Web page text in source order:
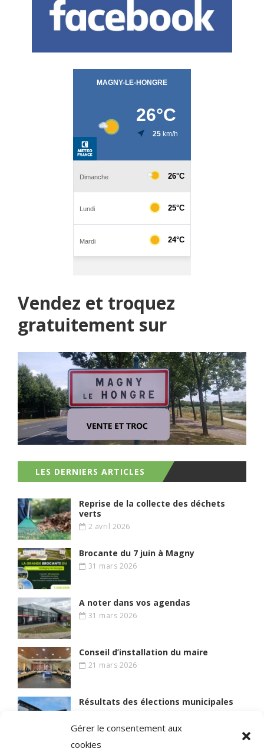
Gérer le consentement aux
cookies
Vendez et troquez
gratuitement sur
LES DERNIERS ARTICLES
Reprise de la collecte des déchets
verts
2 avril 2026
Brocante du 7 juin à Magny
31 mars 2026
A noter dans vos agendas
31 mars 2026
Conseil d’installation du maire
21 mars 2026
Résultats des élections municipales